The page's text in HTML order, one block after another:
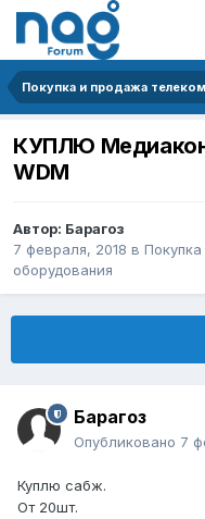
КУПЛЮ
WDM
Автор: Барагоз
7 февраля, 2018 в
оборудования
Барагоз
Опубликовано 7
Куплю сабж.
От 20шт.